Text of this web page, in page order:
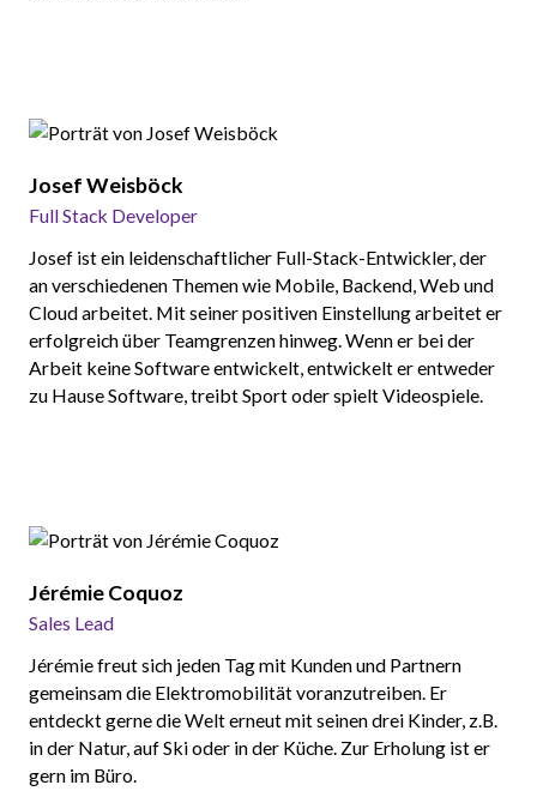
Josef Weisböck
Full Stack Developer
Josef ist ein leidenschaftlicher Full-Stack-Entwickler, der
an verschiedenen Themen wie Mobile, Backend, Web und
Cloud arbeitet. Mit seiner positiven Einstellung arbeitet er
erfolgreich über Teamgrenzen hinweg. Wenn er bei der
Arbeit keine Software entwickelt, entwickelt er entweder
zu Hause Software, treibt Sport oder spielt Videospiele.
Jérémie Coquoz
Sales Lead
Jérémie freut sich jeden Tag mit Kunden und Partnern
gemeinsam die Elektromobilität voranzutreiben. Er
entdeckt gerne die Welt erneut mit seinen drei Kinder, z.B.
in der Natur, auf Ski oder in der Küche. Zur Erholung ist er
gern im Büro.